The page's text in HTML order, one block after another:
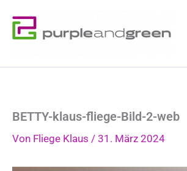
Inhalt
springen
BETTY-klaus-fliege-Bild-2-web
Von Fliege Klaus / 31. März 2024